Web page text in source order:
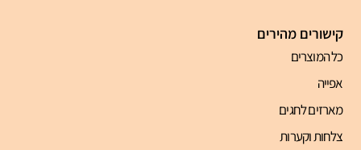
קישורים מהירים
כל המוצרים
אפייה
מארזים לחגים
צלחות וקערות